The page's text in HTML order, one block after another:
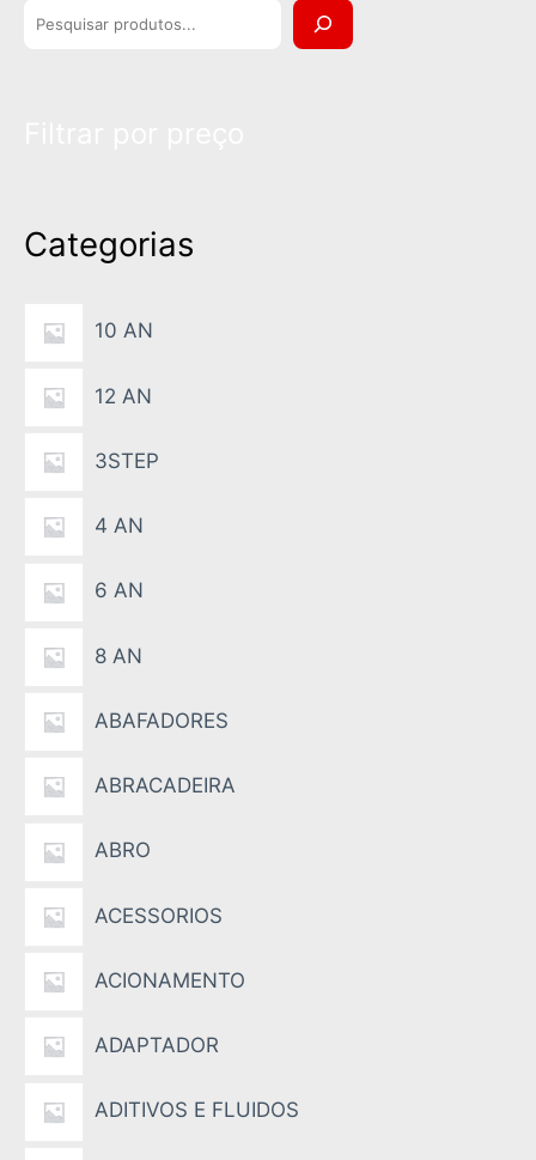
s
Categorias
10 AN
12 AN
3STEP
4 AN
6 AN
8 AN
ABAFADORES
ABRACADEIRA
ABRO
ACESSORIOS
ACIONAMENTO
ADAPTADOR
ADITIVOS E FLUIDOS